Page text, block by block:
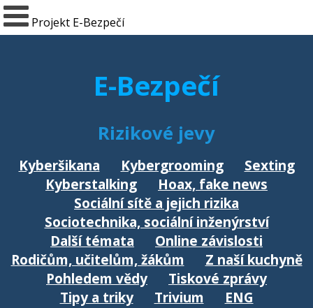
Projekt E-Bezpečí
E-Bezpečí
Rizikové jevy
Kyberšikana Kybergrooming
Sexting
Kyberstalking
Hoax, fake news
Sociální sítě a jejich rizika
Sociotechnika, sociální inženýrství
Další témata
Online závislosti
Rodičům, učitelům, žákům
Z naší kuchyně
Pohledem vědy
Tiskové zprávy
Tipy a triky
Trivium ENG